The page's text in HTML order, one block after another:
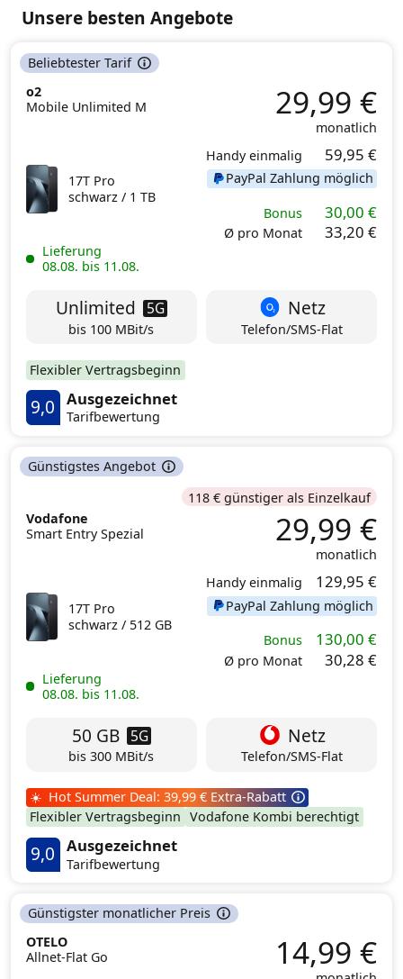
Unsere besten Angebote
Beliebtester Tarif
o2
Mobile Unlimited M
29,99 €
monatlich
Handy einmalig
59,95 €
PayPal Zahlung möglich
Bonus 30,00 €
Ø pro Monat 33,20 €
17T Pro
schwarz / 1 TB
Lieferung
08.08. bis 11.08.
Unlimited 5G
bis 100 MBit/s
Netz
Telefon/SMS-Flat
Flexibler Vertragsbeginn
9,0 Ausgezeichnet
Tarifbewertung
Günstigstes Angebot
Vodafone
Smart Entry Spezial
118 € günstiger als Einzelkauf
29,99 €
monatlich
Handy einmalig
129,95 €
PayPal Zahlung möglich
Bonus 130,00 €
Ø pro Monat 30,28 €
17T Pro
schwarz / 512 GB
Lieferung
08.08. bis 11.08.
50 GB 5G
bis 300 MBit/s
Netz
Telefon/SMS-Flat
☀️ Hot Summer Deal: 39,99 € Extra-Rabatt
Flexibler Vertragsbeginn Vodafone Kombi berechtigt
9,0 Ausgezeichnet
Tarifbewertung
Günstigster monatlicher Preis
OTELO
Allnet-Flat Go
14,99 €